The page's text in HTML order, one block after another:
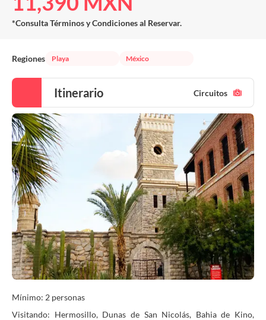
*Consulta Términos y Condiciones al Reservar.
Regiones Playa México
Itinerario Circuitos
Mínimo: 2 personas
Visitando: Hermosillo, Dunas de San Nicolás, Bahia de Kino,